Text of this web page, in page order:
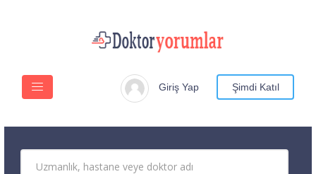
Giriş Yap Şimdi Katıl